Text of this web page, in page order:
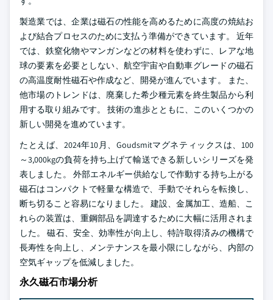
製造業では、企業は磁石の性能を高めるために高度の焼結お
よび結合プロセスのために支払う準備ができています。 近年
では、鉄窒化物やマンガンなどの材料を使わずに、レアな地
球の要素を必要としない、航空宇宙や自動車グレードの磁石
の高温度耐性磁石や作成など、開発が進んでいます。 また、
他市場のトレンドは、廃棄した希少種元素を終生製品から利
用する取り組みです。 技術の進歩とともに、このいくつかの
新しい開発を進めています。
たとえば、2024年10月、Goudsmitマグネティックスは、100
～3,000kgの負荷を持ち上げて輸送できる新しいシリーズを発
表しました。 外部エネルギー供給なしで作動する持ち上がる
磁石はコンパクトで軽量な構造で、手動でそれらを転換し、
断ち切ること容易になりました。 建設、金属加工、造船、こ
れらの装置は、重鋼部品を調達するために大幅に活用されま
した。 磁石、安全、効率性が向上し、特許取得済みの機構で
長寿性を向上し、メンテナンスを最小限にしながら、内部の
空気ギャップを低減しました。
永久磁石市場分析